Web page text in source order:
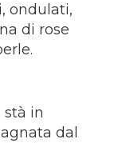
ondulati,
di rose
in
dal